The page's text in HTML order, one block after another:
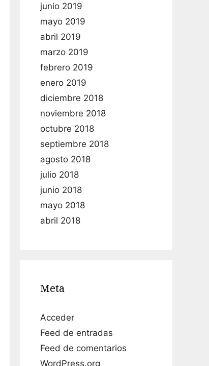
junio 2019
mayo 2019
abril 2019
marzo 2019
febrero 2019
enero 2019
diciembre 2018
noviembre 2018
octubre 2018
septiembre 2018
agosto 2018
julio 2018
junio 2018
mayo 2018
abril 2018
Meta
Acceder
Feed de entradas
Feed de comentarios
WordPress.org